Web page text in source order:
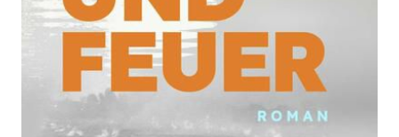
Verlag: S. FISCHER
Buch 304 Seiten
Hardcover
ISBN: 978-3-10397589-